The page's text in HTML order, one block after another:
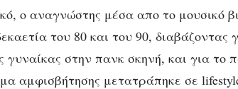
ο αναγνώστης μέσα απο το μουσικό
του 80 και του 90, διαβάζοντας
γυναίκας στην πανκ σκηνή, και για το
αμφισβήτησης μετατράπηκε σε